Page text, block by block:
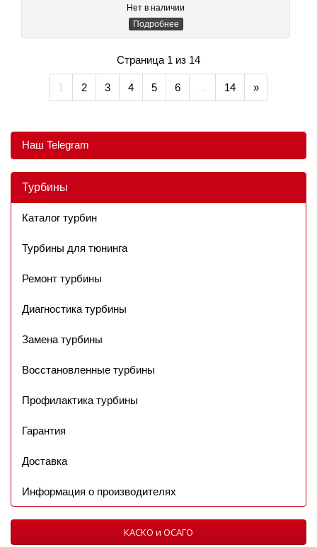
Нет в наличии
Подробнее
Страница 1 из 14
1 2 3 4 5 6 ... 14 »
Наш Telegram
Турбины
Каталог турбин
Турбины для тюнинга
Ремонт турбины
Диагностика турбины
Замена турбины
Восстановленные турбины
Профилактика турбины
Гарантия
Доставка
Информация о производителях
КАСКО и ОСАГО